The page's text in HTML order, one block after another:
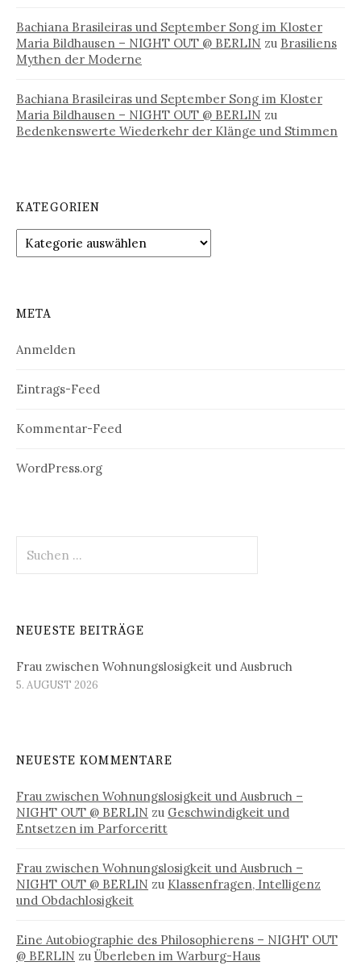
Bachiana Brasileiras und September Song im Kloster
Maria Bildhausen – NIGHT OUT @ BERLIN zu Brasiliens
Mythen der Moderne
Bachiana Brasileiras und September Song im Kloster
Maria Bildhausen – NIGHT OUT @ BERLIN zu
Bedenkenswerte Wiederkehr der Klänge und Stimmen
KATEGORIEN
Kategorien
META
Anmelden
Eintrags-Feed
Kommentar-Feed
WordPress.org
nach:
NEUESTE BEITRÄGE
Frau zwischen Wohnungslosigkeit und Ausbruch
5. AUGUST 2026
NEUESTE KOMMENTARE
Frau zwischen Wohnungslosigkeit und Ausbruch –
NIGHT OUT @ BERLIN zu Geschwindigkeit und
Entsetzen im Parforceritt
Frau zwischen Wohnungslosigkeit und Ausbruch –
NIGHT OUT @ BERLIN zu Klassenfragen, Intelligenz
und Obdachlosigkeit
Eine Autobiographie des Philosophierens – NIGHT OUT
@ BERLIN zu Überleben im Warburg-Haus